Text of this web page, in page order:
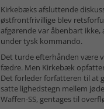
Kirkebæks afsluttende
østfrontfrivillige blev
afgørende var åbenbart
under tysk kommando.
Det turde efterhånden være
fædre. Men Kirkebæk
Det forleder forfatteren til at
satte lighedstegn mellem
Waffen-SS, gentages til